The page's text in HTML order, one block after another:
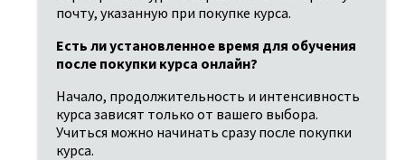
почту, указанную при покупке курса.
Есть ли установленное время для обучения
после покупки курса онлайн?
Начало, продолжительность и интенсивность
курса зависят только от вашего выбора.
Учиться можно начинать сразу после покупки
курса.